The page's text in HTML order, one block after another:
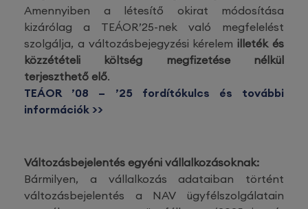
Amennyiben a létesítő okirat módosítása
kizárólag a TEÁOR’25-nek való megfelelést
szolgálja, a változásbejegyzési kérelemilleték és
közzétételi költség megfizetése nélkül
terjeszthető elő.
TEÁOR ’08 – ’25 fordítókulcs és további
információk >>
Változásbejelentés egyéni vállalkozásoknak:
Bármilyen, a vállalkozás adataiban történt
változásbejelentés a NAV ügyfélszolgálatain